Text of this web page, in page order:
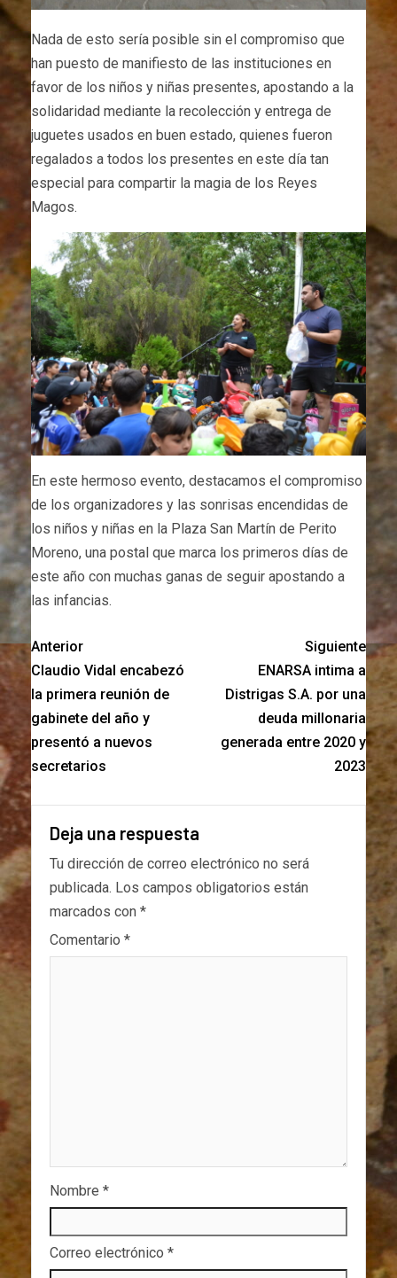
Nada de esto sería posible sin el compromiso que
han puesto de manifiesto de las instituciones en
favor de los niños y niñas presentes, apostando a la
solidaridad mediante la recolección y entrega de
juguetes usados en buen estado, quienes fueron
regalados a todos los presentes en este día tan
especial para compartir la magia de los Reyes
Magos.
En este hermoso evento, destacamos el compromiso
de los organizadores y las sonrisas encendidas de
los niños y niñas en la Plaza San Martín de Perito
Moreno, una postal que marca los primeros días de
este año con muchas ganas de seguir apostando a
las infancias.
Anterior
Claudio Vidal encabezó
la primera reunión de
gabinete del año y
presentó a nuevos
secretarios
Siguiente
ENARSA intima a
Distrigas S.A. por una
deuda millonaria
generada entre 2020 y
2023
Deja una respuesta
Tu dirección de correo electrónico no será
publicada. Los campos obligatorios están
marcados con *
Comentario *
Nombre *
Correo electrónico *